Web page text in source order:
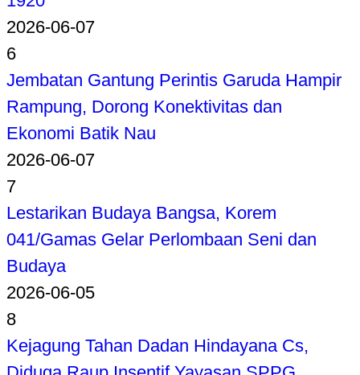
2026-06-07
6
Jembatan Gantung Perintis Garuda Hampir
Rampung, Dorong Konektivitas dan
Ekonomi Batik Nau
2026-06-07
7
Lestarikan Budaya Bangsa, Korem
041/Gamas Gelar Perlombaan Seni dan
Budaya
2026-06-05
8
Kejagung Tahan Dadan Hindayana Cs,